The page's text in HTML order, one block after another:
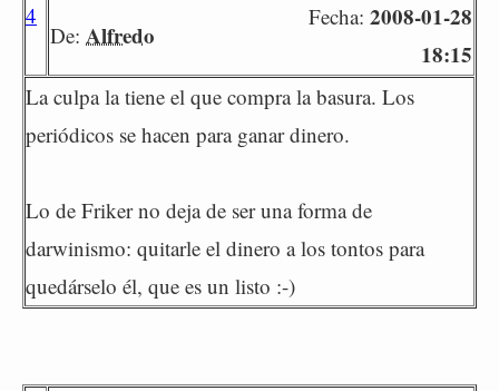
4
De: Alfredo
Fecha: 2008-01-28
18:15
La culpa la tiene el que compra la basura. Los
periódicos se hacen para ganar dinero.
Lo de Friker no deja de ser una forma de
darwinismo: quitarle el dinero a los tontos para
quedárselo él, que es un listo :-)